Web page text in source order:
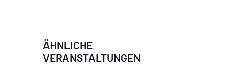
ÄHNLICHE
VERANSTALTUNGEN